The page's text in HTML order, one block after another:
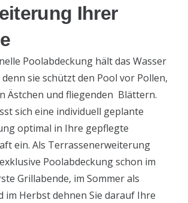
Ihrer
Poolabdeckung hält das Wasser
sie schützt den Pool vor Pollen,
Ästchen und fliegenden Blättern.
sich eine individuell geplante
optimal in Ihre gepflegte
ein. Als Terrassenerweiterung
Poolabdeckung schon im
Grillabende, im Sommer als
im Herbst dehnen Sie darauf Ihre